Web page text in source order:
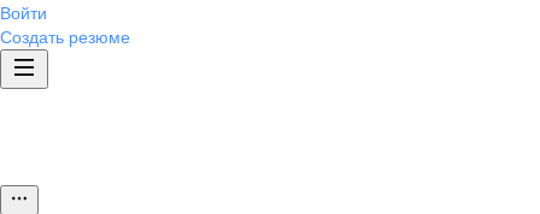
Войти
Создать резюме